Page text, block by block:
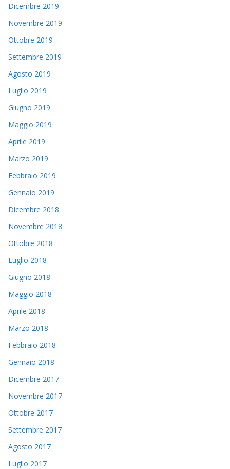
Dicembre 2019
Novembre 2019
Ottobre 2019
Settembre 2019
Agosto 2019
Luglio 2019
Giugno 2019
Maggio 2019
Aprile 2019
Marzo 2019
Febbraio 2019
Gennaio 2019
Dicembre 2018
Novembre 2018
Ottobre 2018
Luglio 2018
Giugno 2018
Maggio 2018
Aprile 2018
Marzo 2018
Febbraio 2018
Gennaio 2018
Dicembre 2017
Novembre 2017
Ottobre 2017
Settembre 2017
Agosto 2017
Luglio 2017